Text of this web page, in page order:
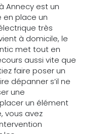
Annecy est un
place un
très
à domicile, le
met tout en
aussi vite que
faire poser un
dépanner s’il ne
une
un élément
vous avez